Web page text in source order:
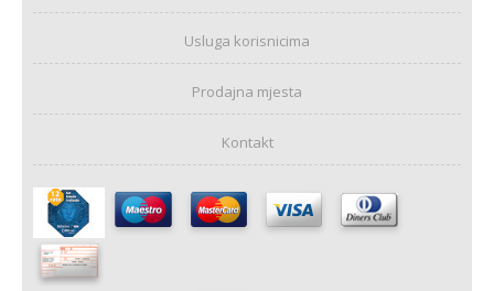
Usluga korisnicima
Prodajna mjesta
Kontakt